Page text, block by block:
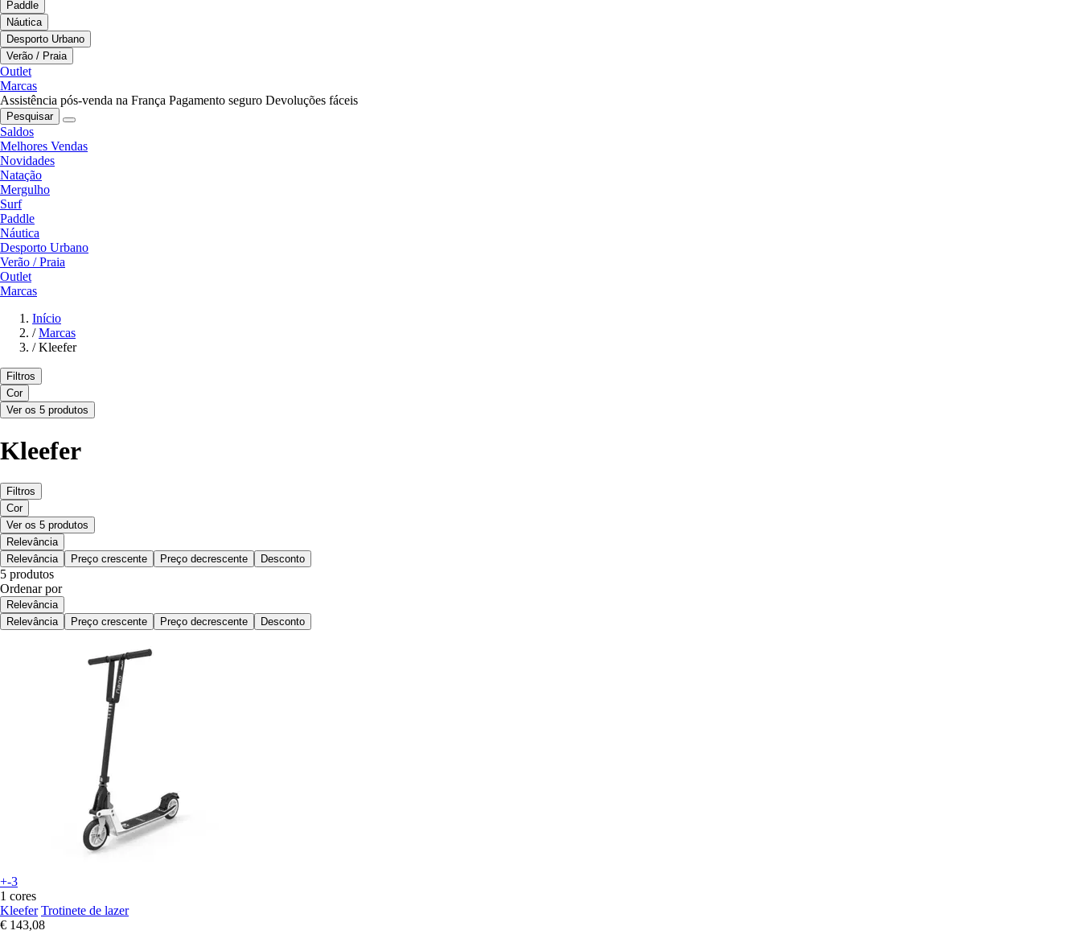
Paddle
Náutica
Desporto Urbano
Verão / Praia
Outlet
Marcas
Assistência pós-venda na França Pagamento seguro Devoluções fáceis
Pesquisar
Saldos
Melhores Vendas
Novidades
Natação
Mergulho
Surf
Paddle
Náutica
Desporto Urbano
Verão / Praia
Outlet
Marcas
Início
/ Marcas
/ Kleefer
Filtros
Cor
Ver os 5 produtos
Kleefer
Filtros
Cor
Ver os 5 produtos
Relevância
Relevância
Preço crescente Preço decrescente Desconto
5 produtos
Ordenar por
Relevância
Relevância
Preço crescente Preço decrescente Desconto
+-3
1 cores
Kleefer Trotinete de lazer
€ 143,08